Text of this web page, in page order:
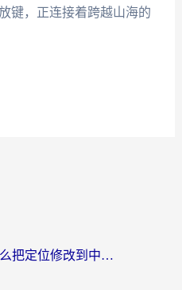
键，正连接着跨越山海的
在意大利用小红书怎么把定位修改到中国国内？3个实用技巧+1个靠谱工具帮你搞定